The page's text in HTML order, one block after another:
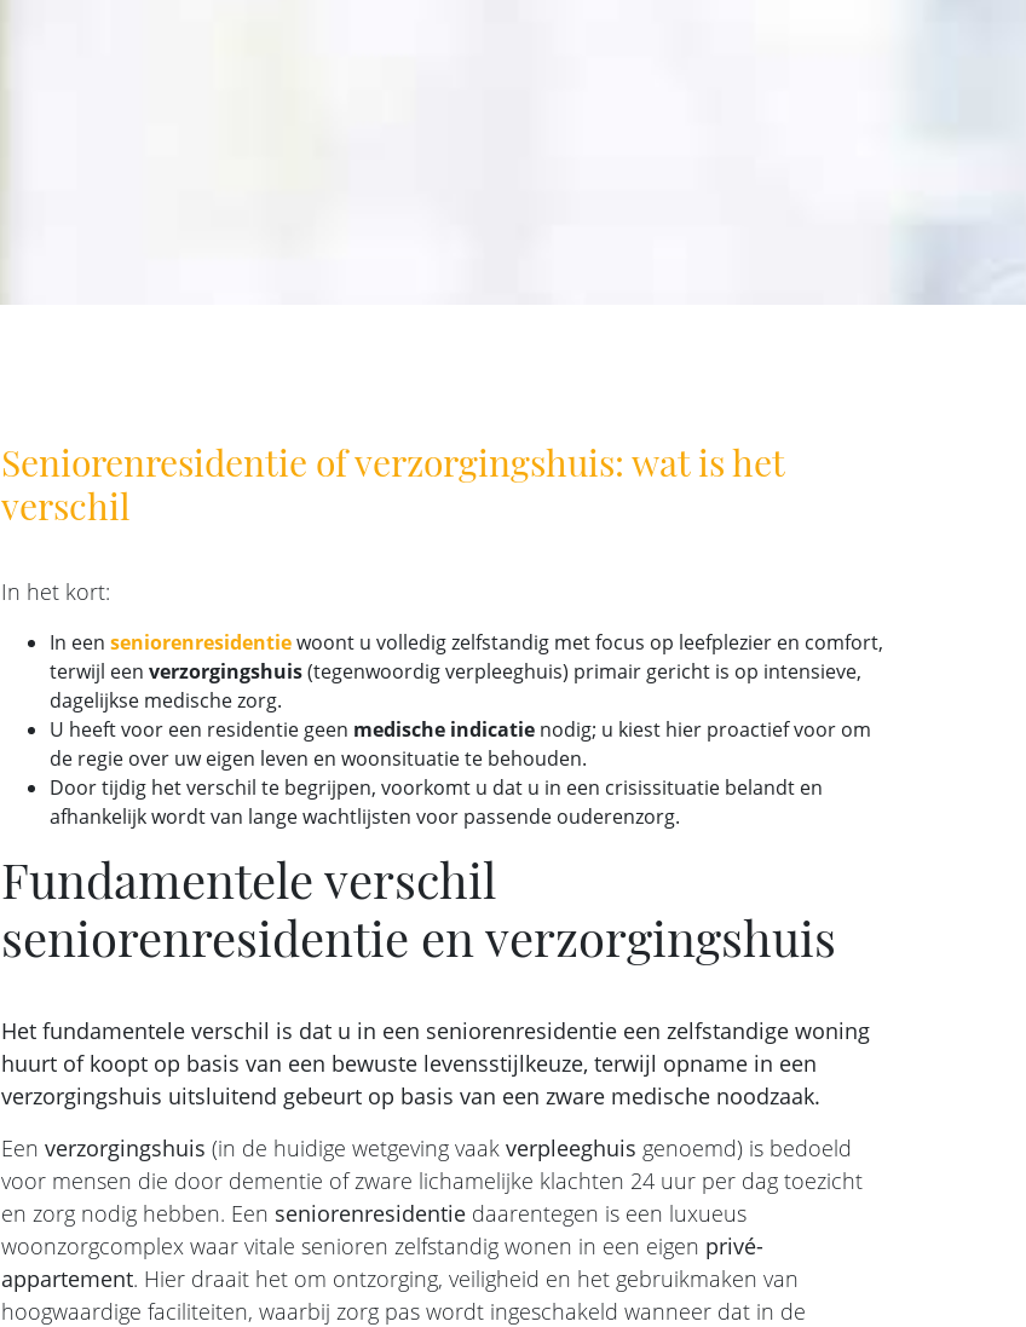
Seniorenresidentie of verzorgingshuis: wat is het
verschil
In het kort:
In een seniorenresidentiewoont u volledig zelfstandig met focus op leefplezier en comfort,
terwijl een verzorgingshuis(tegenwoordig verpleeghuis) primair gericht is op intensieve,
dagelijkse medische zorg.
U heeft voor een residentie geen medische indicatie nodig; u kiest hier proactief voor om
de regie over uw eigen leven en woonsituatie te behouden.
Door tijdig het verschil te begrijpen, voorkomt u dat u in een crisissituatie belandt en
afhankelijk wordt van lange wachtlijsten voor passende ouderenzorg.
Fundamentele verschil
seniorenresidentie en verzorgingshuis
Het fundamentele verschil is dat u in een seniorenresidentie een zelfstandige woning
huurt of koopt op basis van een bewuste levensstijlkeuze, terwijl opname in een
verzorgingshuis uitsluitend gebeurt op basis van een zware medische noodzaak.
Een verzorgingshuis (in de huidige wetgeving vaak verpleeghuis genoemd) is bedoeld
voor mensen die door dementie of zware lichamelijke klachten 24 uur per dag toezicht
en zorg nodig hebben. Een seniorenresidentie daarentegen is een luxueus
woonzorgcomplex waar vitale senioren zelfstandig wonen in een eigen privé-
appartement. Hier draait het om ontzorging, veiligheid en het gebruikmaken van
hoogwaardige faciliteiten, waarbij zorg pas wordt ingeschakeld wanneer dat in de